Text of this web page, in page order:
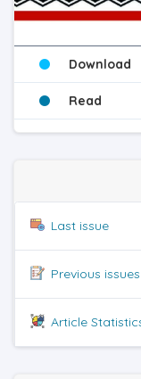
Download
Read
Last issue
Previous issues
Article